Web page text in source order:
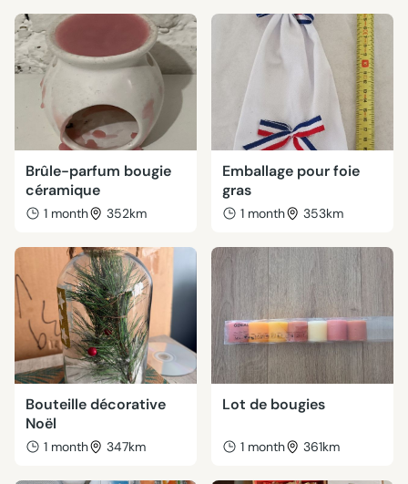
Brûle-parfum bougie
céramique
1 month 352km
Emballage pour foie
gras
1 month 353km
Bouteille décorative
Noël
1 month 347km
Lot de bougies
1 month 361km